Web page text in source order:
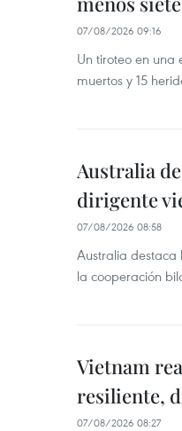
07/08/2026 09:16
Un tiroteo en una
muertos y 15
Australia
dirigente
07/08/2026 08:58
Australia destaca
la cooperación
Vietnam
resiliente,
07/08/2026 08:27